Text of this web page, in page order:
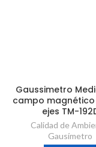
Gaussimetro
campo
ejes TM-
Calidad de
Gausímetro